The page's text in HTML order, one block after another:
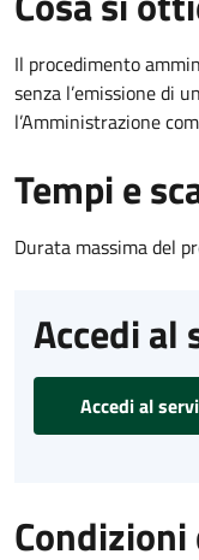
Il procedimento
senza l’emissione di
l’Amministrazione
Tempi e
Durata massima del
Accedi al
Accedi al